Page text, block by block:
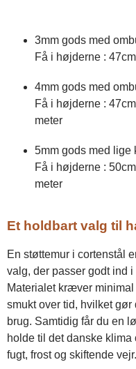
3mm gods med
Få i højderne :
4mm gods med
Få i højderne :
meter
5mm gods med lige
Få i højderne :
meter
Et holdbart valg til
En støttemur i cortenstål
valg, der passer godt ind
Materialet kræver
smukt over tid, hvilket
brug. Samtidig får du en
holde til det danske klima
fugt, frost og skiftende vejr.